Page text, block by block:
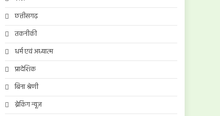
छत्तीसगढ़
तकनीकी
धर्म एवं अध्यात्म
प्रादेशिक
बिना श्रेणी
ब्रेकिंग न्यूज़